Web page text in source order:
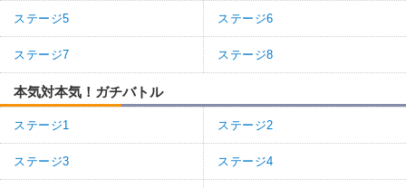
ステージ5 ステージ6
ステージ7 ステージ8
本気対本気！ガチバトル
ステージ1 ステージ2
ステージ3 ステージ4